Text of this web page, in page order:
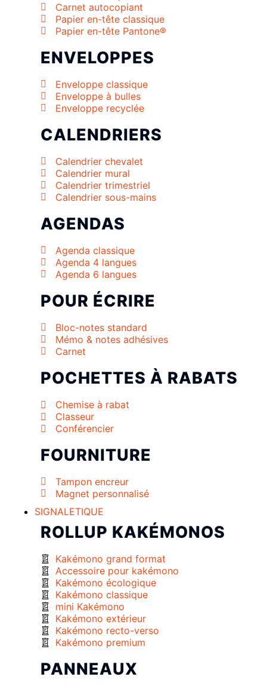
Carnet autocopiant
Papier en-tête classique
Papier en-tête Pantone®
ENVELOPPES
Enveloppe classique
Enveloppe à bulles
Enveloppe recyclée
CALENDRIERS
Calendrier chevalet
Calendrier mural
Calendrier trimestriel
Calendrier sous-mains
AGENDAS
Agenda classique
Agenda 4 langues
Agenda 6 langues
POUR ÉCRIRE
Bloc-notes standard
Mémo & notes adhésives
Carnet
POCHETTES À RABATS
Chemise à rabat
Classeur
Conférencier
FOURNITURE
Tampon encreur
Magnet personnalisé
SIGNALETIQUE
ROLLUP KAKÉMONOS
Kakémono grand format
Accessoire pour kakémono
Kakémono écologique
Kakémono classique
mini Kakémono
Kakémono extérieur
Kakémono recto-verso
Kakémono premium
PANNEAUX